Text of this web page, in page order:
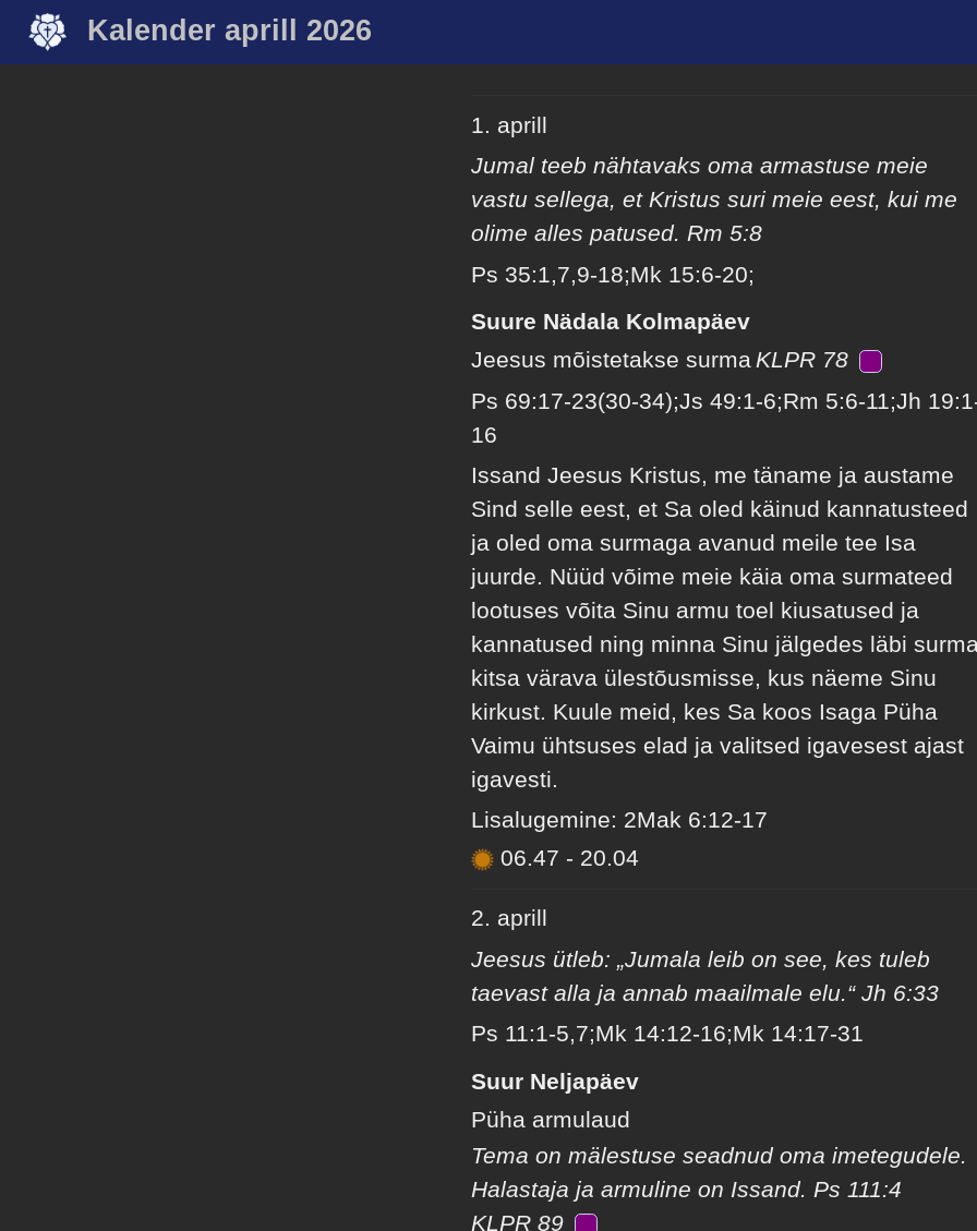
Kalender aprill 2026
1. aprill
Jumal teeb nähtavaks oma armastuse meie
vastu sellega, et Kristus suri meie eest, kui me
olime alles patused. Rm 5:8
Ps 35:1,7,9-18;Mk 15:6-20;
Suure Nädala Kolmapäev
Jeesus mõistetakse surma KLPR 78
Ps 69:17-23(30-34);Js 49:1-6;Rm 5:6-11;Jh
16
Issand Jeesus Kristus, me täname ja austame
Sind selle eest, et Sa oled käinud kannatusteed
ja oled oma surmaga avanud meile tee Isa
juurde. Nüüd võime meie käia oma surmateed
lootuses võita Sinu armu toel kiusatused ja
kannatused ning minna Sinu jälgedes läbi
kitsa värava ülestõusmisse, kus näeme Sinu
kirkust. Kuule meid, kes Sa koos Isaga Püha
Vaimu ühtsuses elad ja valitsed igavesest ajast
igavesti.
Lisalugemine: 2Mak 6:12-17
06.47 - 20.04
2. aprill
Jeesus ütleb: „Jumala leib on see, kes tuleb
taevast alla ja annab maailmale elu.“ Jh 6:33
Ps 11:1-5,7;Mk 14:12-16;Mk 14:17-31
Suur Neljapäev
Püha armulaud
Tema on mälestuse seadnud oma imetegudele.
Halastaja ja armuline on Issand. Ps 111:4
KLPR 89